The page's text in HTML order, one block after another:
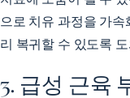
으로 치유 과정을 가속
리 복귀할 수 있도록
3. 급성 근육